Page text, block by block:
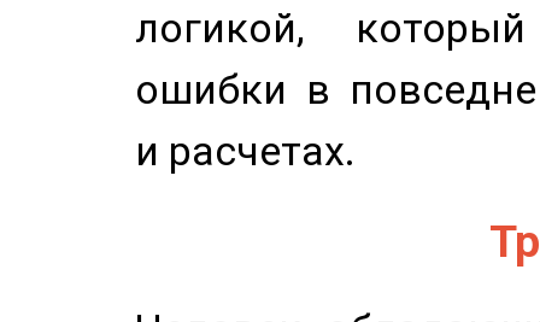
логикой,
ошибки в
и расчетах.